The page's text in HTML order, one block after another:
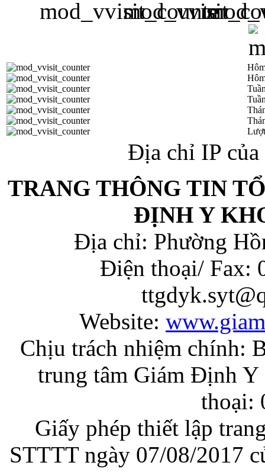
Địa chỉ IP của
TRANG THÔNG TIN
ĐỊNH Y
Địa chỉ: Phường
Điện thoại/ Fax:
Website:
Chịu trách nhiệm chính:
trung tâm Giám Định
thoại:
Giấy phép thiết lập
STTTT ngày 07/08/2017